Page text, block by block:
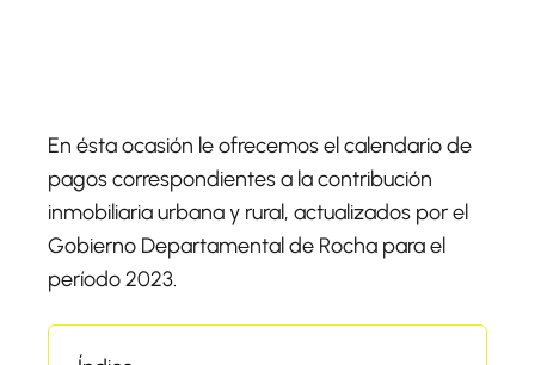
En ésta ocasión le ofrecemos el calendario de
pagos correspondientes a la contribución
inmobiliaria urbana y rural, actualizados por el
Gobierno Departamental de Rocha para el
período 2023.